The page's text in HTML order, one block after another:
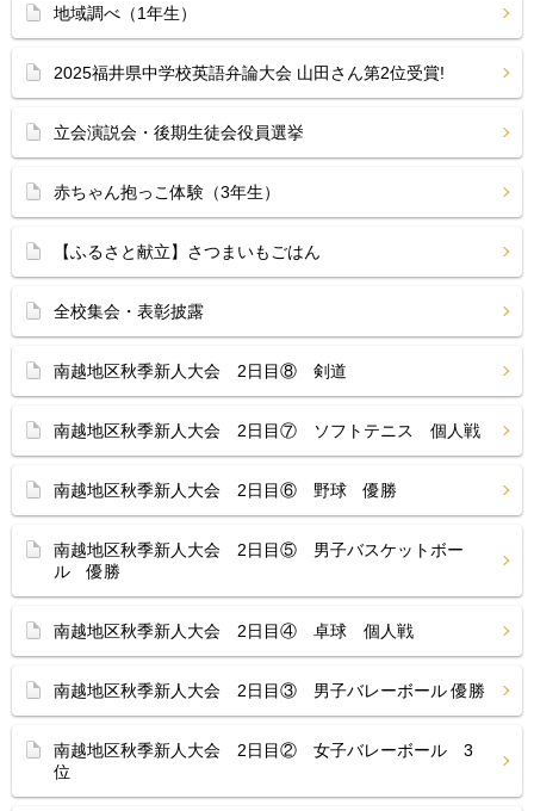
地域調べ（1年生）
2025福井県中学校英語弁論大会 山田さん第2位受賞!
立会演説会・後期生徒会役員選挙
赤ちゃん抱っこ体験（3年生）
【ふるさと献立】さつまいもごはん
全校集会・表彰披露
南越地区秋季新人大会 2日目⑧ 剣道
南越地区秋季新人大会 2日目⑦ ソフトテニス 個人戦
南越地区秋季新人大会 2日目⑥ 野球 優勝
南越地区秋季新人大会 2日目⑤ 男子バスケットボー
ル 優勝
南越地区秋季新人大会 2日目④ 卓球 個人戦
南越地区秋季新人大会 2日目③ 男子バレーボール 優勝
南越地区秋季新人大会 2日目② 女子バレーボール 3
位